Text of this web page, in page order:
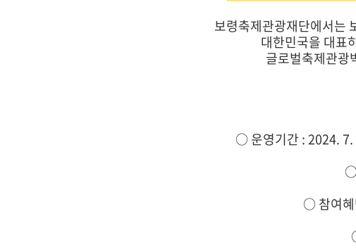
보령축제관광재단에서는
대한민국을 대표
글로벌축제관광
○ 운영기간 : 2024. 7.
○
○ 참여혜